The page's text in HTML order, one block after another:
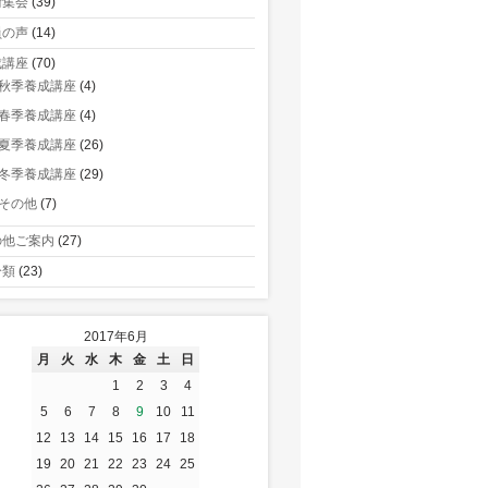
声 (14)
座 (70)
季養成講座 (4)
季養成講座 (4)
夏季養成講座 (26)
季養成講座 (29)
その他 (7)
ご案内 (27)
(23)
2017年6月
月
火 水 木 金 土
日
1
2 3
4
5
6 7 8 9 10
11
12
13 14 15 16 17
18
19
20 21 22 23 24 25